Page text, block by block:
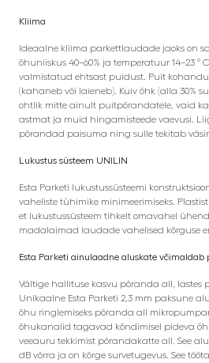
Kliima
Ideaalne kliima parkettlaudade jaoks on
õhuniiskus 40–60% ja temperatuur 14–23 °
valmistatud ehtsast puidust. Puit
(kahaneb või laieneb). Kuiv õhk (alla 30%
ohtlik mitte ainult puitpõrandatele, vaid ka
astmat ja muid hingamisteede vaevusi.
põrandad paisuma ning sulle tekitab
Lukustus süsteem UNILIN
Esta Parketi lukustussüsteemi
vaheliste tühimike minimeerimiseks. Plastist
et lukustussüsteem tihkelt omavahel
madalaimad laudade vahelised kõrguse
Esta Parketi ainulaadne aluskate võimaldab
Vältige hallituse kasvu põranda all, lastes
Unikaalne Esta Parketi 2,3 mm paksune
õhu ringlemiseks põranda all
õhukanalid tagavad kõndimisel pideva
veeauru tekkimist põrandakatte all. See
dB võrra ja on kõrge survetugevus. See